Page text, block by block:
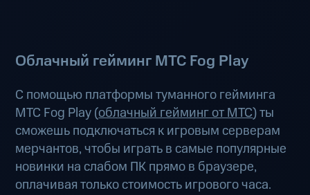
Облачный гейминг МТС Fog Play
С помощью платформы туманного гейминга
МТС Fog Play (облачный гейминг от МТС) ты
сможешь подключаться к игровым серверам
мерчантов, чтобы играть в самые популярные
новинки на слабом ПК прямо в браузере,
оплачивая только стоимость игрового часа.